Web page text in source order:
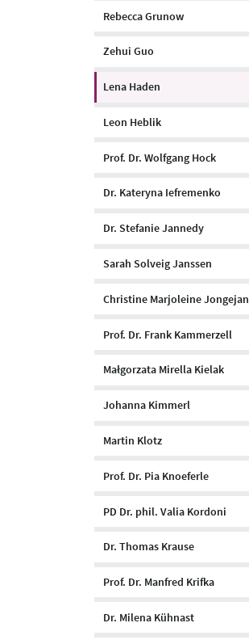
Rebecca Grunow
Zehui Guo
Lena Haden
Leon Heblik
Prof. Dr. Wolfgang Hock
Dr. Kateryna Iefremenko
Dr. Stefanie Jannedy
Sarah Solveig Janssen
Christine Marjoleine Jongejan
Prof. Dr. Frank Kammerzell
Małgorzata Mirella Kielak
Johanna Kimmerl
Martin Klotz
Prof. Dr. Pia Knoeferle
PD Dr. phil. Valia Kordoni
Dr. Thomas Krause
Prof. Dr. Manfred Krifka
Dr. Milena Kühnast